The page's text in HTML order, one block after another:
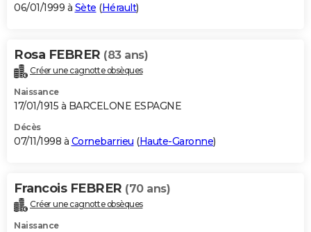
06/01/1999 à Sète (Hérault)
Rosa FEBRER (83 ans)
Créer une cagnotte obsèques
Naissance
17/01/1915 à BARCELONE ESPAGNE
Décès
07/11/1998 à Cornebarrieu (Haute-Garonne)
Francois FEBRER (70 ans)
Créer une cagnotte obsèques
Naissance